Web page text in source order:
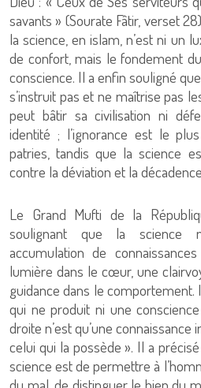
savants » (Sourate Fâtir, verset
la science, en islam, n’est ni un
de confort, mais le fondement
conscience. Il a enfin souligné
s’instruit pas et ne maîtrise pas
peut bâtir sa civilisation ni
identité ; l’ignorance est le
patries, tandis que la science
contre la déviation et la
Le Grand Mufti de la
soulignant que la science
accumulation de
lumière dans le cœur, une
guidance dans le
qui ne produit ni une
droite n’est qu’une connaissance
celui qui la possède ». Il a
science est de permettre à